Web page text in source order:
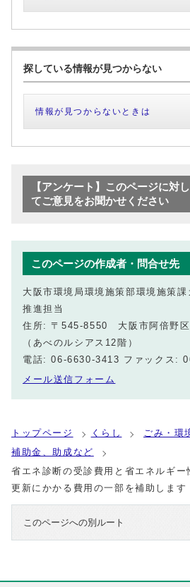
探している情報が見つからない
情報が見つからないときは
【アンケート】このページに対し
てご意見をお聞かせください
このページの作成者・問合せ先
大阪市環境局環境施策部環境施策
推進担当
住所: 〒545-8550 大阪市阿倍野区
（あべのルシアス12階）
電話: 06-6630-3413 ファックス:
メール送信フォーム
トップページ くらし ごみ・環
補助金、助成など
省エネ診断の受診費用と省エネルギー
更新にかかる費用の一部を補助します
このページへの別ルート